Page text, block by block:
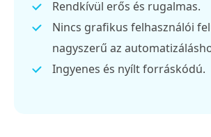
Rendkívül erős és rugalmas.
Nincs grafikus felhasználói
nagyszerű az
Ingyenes és nyílt forráskódú.